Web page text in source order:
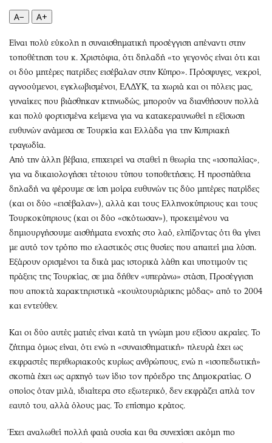
Οικονομία
Real Estate
Επιχειρήσεις
Αγορές
Money Review
AstroBank Properties
Trends
Ενέργεια
Ναυτιλία
Περιβάλλον
Ελλάδα
Κόσμος
Παράξενα
Πολιτισμός
Σινεμά
Θέατρο-Χορός
Μουσική
Χειρόγραφα
Οικονομία
Γενικά
Αναδρομές
Πρόσωπα
Περιβάλλον
Good Life
Showbiz
Συνταγές
Έξοδος
Media
Εκπομπές
Podcasts
Προσωπικότητες στην ''Κ''
Επιστολές
A− A+
Είναι πολύ εύκολη η συναισθηματική προσέγγιση απέναντι στην
τοποθέτηση του κ. Χριστόφια, ότι δηλαδή «το γεγονός είναι ότι και
οι δύο μητέρες πατρίδες εισέβαλαν στην Κύπρο». Πρόσφυγες, νεκροί,
αγνοούμενοι, εγκλωβισμένοι, ΕΛΔΥΚ, τα χωριά και οι πόλεις μας,
γυναίκες που βιάσθηκαν κτηνωδώς, μπορούν να διανθήσουν πολλά
και πολύ φορτισμένα κείμενα για να κατακεραυνωθεί η εξίσωση
ευθυνών ανάμεσα σε Τουρκία και Ελλάδα για την Κυπριακή
τραγωδία.
Από την άλλη βέβαια, επιχειρεί να σταθεί η θεωρία της «ισοπαλίας»,
για να δικαιολογήσει τέτοιου τύπου τοποθετήσεις. Η προσπάθεια
δηλαδή να φέρουμε σε ίση μοίρα ευθυνών τις δύο μητέρες πατρίδες
(και οι δύο «εισέβαλαν»), αλλά και τους Ελληνοκύπριους και τους
Τουρκοκύπριους (και οι δύο «σκότωσαν»), προκειμένου να
δημιουργήσουμε αισθήματα ενοχής στο λαό, ελπίζοντας ότι θα γίνει
με αυτό τον τρόπο πιο ελαστικός στις θυσίες που απαιτεί μια λύση.
Εξάρουν ορισμένοι τα δικά μας ιστορικά λάθη και υποτιμούν τις
πράξεις της Τουρκίας, σε μια δήθεν «υπεράνω» στάση, Προσέγγιση
που αποκτά χαρακτηριστικά «κουλτουριάρικης μόδας» από το 2004
και εντεύθεν.
Και οι δύο αυτές ματιές είναι κατά τη γνώμη μου εξίσου ακραίες. Το
ζήτημα όμως είναι, ότι ενώ η «συναισθηματική» πλευρά έχει ως
εκφραστές περιθωριακούς κυρίως ανθρώπους, ενώ η «ισοπεδωτική»
σκοπιά έχει ως αρχηγό των ίδιο τον πρόεδρο της Δημοκρατίας. Ο
οποίος όταν μιλά, ιδιαίτερα στο εξωτερικό, δεν εκφράζει απλά τον
εαυτό του, αλλά όλους μας. Το επίσημο κράτος.
Έχει αναλωθεί πολλή φαιά ουσία και θα συνεχίσει ακόμη πιο